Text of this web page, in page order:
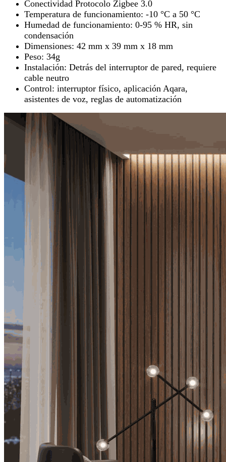
Conectividad Protocolo Zigbee 3.0
Temperatura de funcionamiento: -10 °C a 50 °C
Humedad de funcionamiento: 0-95 % HR, sin
condensación
Dimensiones: 42 mm x 39 mm x 18 mm
Peso: 34g
Instalación: Detrás del interruptor de pared, requiere
cable neutro
Control: interruptor físico, aplicación Aqara,
asistentes de voz, reglas de automatización